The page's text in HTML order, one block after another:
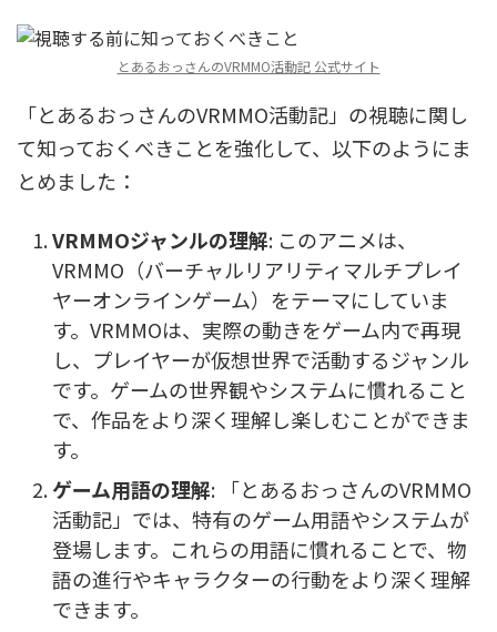
とあるおっさんのVRMMO活動記 公式サイト
「とあるおっさんのVRMMO活動記」の視聴に関し
て知っておくべきことを強化して、以下のようにま
とめました：
VRMMOジャンルの理解: このアニメは、
VRMMO（バーチャルリアリティマルチプレイ
ヤーオンラインゲーム）をテーマにしていま
す。VRMMOは、実際の動きをゲーム内で再現
し、プレイヤーが仮想世界で活動するジャンル
です。ゲームの世界観やシステムに慣れること
で、作品をより深く理解し楽しむことができま
す。
ゲーム用語の理解: 「とあるおっさんのVRMMO
活動記」では、特有のゲーム用語やシステムが
登場します。これらの用語に慣れることで、物
語の進行やキャラクターの行動をより深く理解
できます。